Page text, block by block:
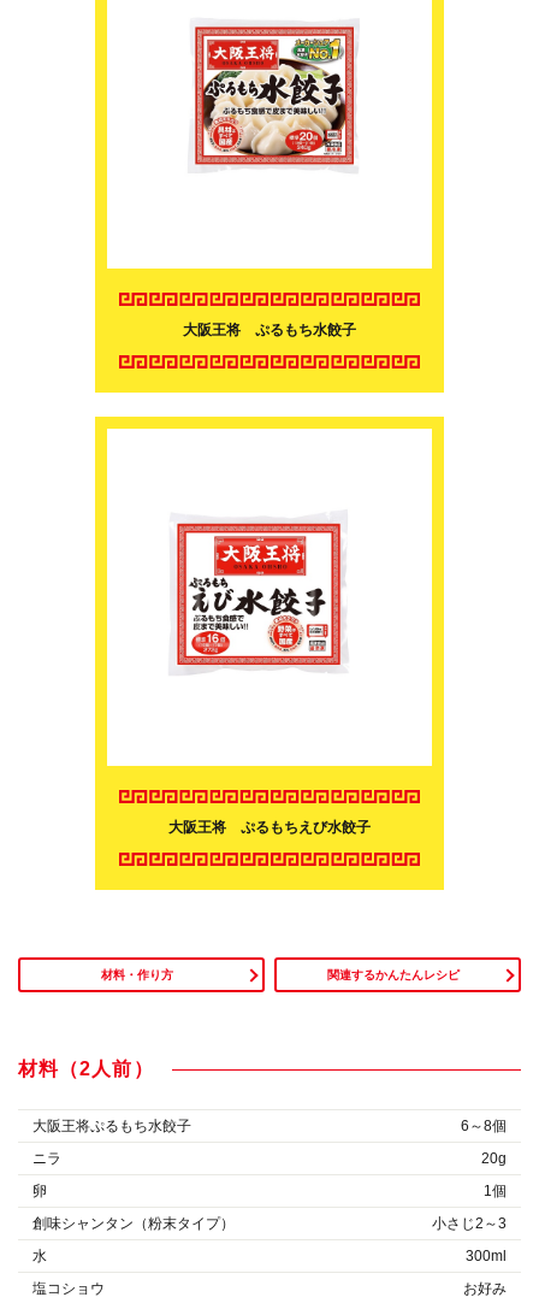
大阪王将 ぷるもち水餃子
大阪王将 ぷるもちえび水餃子
材料・作り方 関連するかんたんレシピ
材料（2人前）
大阪王将ぷるもち水餃子
6～8個
ニラ
20g
卵
1個
創味シャンタン（粉末タイプ）
小さじ2～3
水
300ml
塩コショウ
お好み